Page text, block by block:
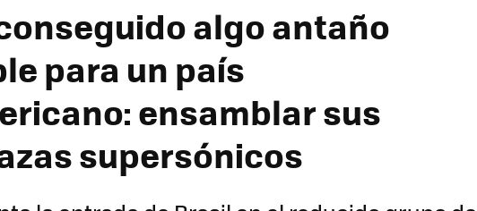
algo antaño
para un país
ensamblar sus
supersónicos